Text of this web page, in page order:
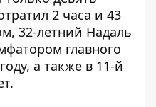
2 часа и 43
32-летний Надаль
главного
а также в 11-й